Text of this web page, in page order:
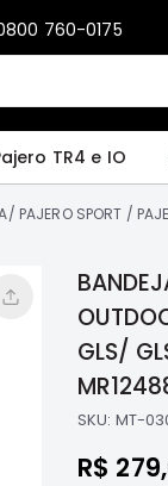
760-0175
TR4 e IO
PAJERO SPORT /
GLS/
SKU: MT-
R$
Please